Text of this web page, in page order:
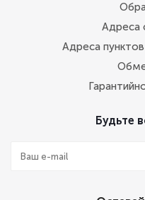
Адреса
Адреса
Будьте